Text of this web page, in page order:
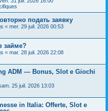
подать заявку
« mer. 29 juil. 2026 00:53
займе?
« mar. 28 juil. 2026 22:08
ADM — Bonus, Slot e Giochi
25 juil. 2026 13:03
in Italia: Offerte, Slot e